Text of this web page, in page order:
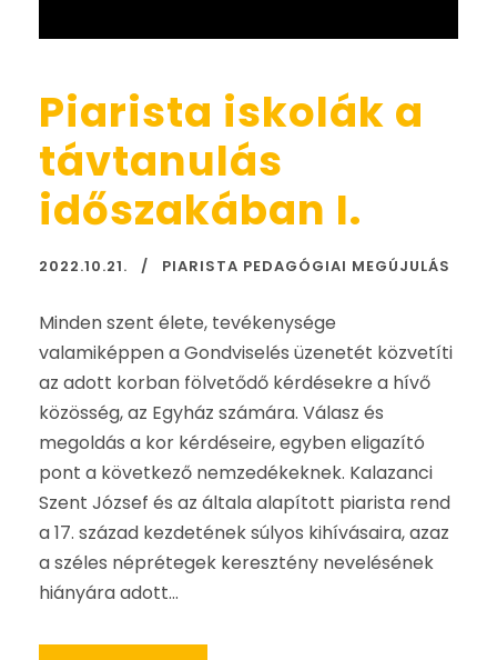
Piarista iskolák a
távtanulás
időszakában I.
2022.10.21. PIARISTA PEDAGÓGIAI MEGÚJULÁS
Minden szent élete, tevékenysége
valamiképpen a Gondviselés üzenetét közvetíti
az adott korban fölvetődő kérdésekre a hívő
közösség, az Egyház számára. Válasz és
megoldás a kor kérdéseire, egyben eligazító
pont a következő nemzedékeknek. Kalazanci
Szent József és az általa alapított piarista rend
a 17. század kezdetének súlyos kihívásaira, azaz
a széles néprétegek keresztény nevelésének
hiányára adott...